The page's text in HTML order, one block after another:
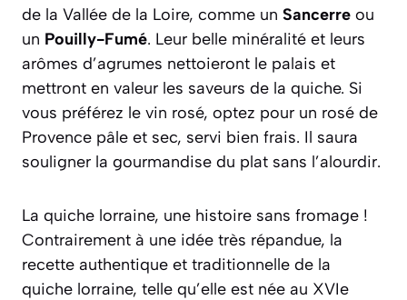
de la Vallée de la Loire, comme un Sancerre ou
un Pouilly-Fumé. Leur belle minéralité et leurs
arômes d’agrumes nettoieront le palais et
mettront en valeur les saveurs de la quiche. Si
vous préférez le vin rosé, optez pour un rosé de
Provence pâle et sec, servi bien frais. Il saura
souligner la gourmandise du plat sans l’alourdir.
La quiche lorraine, une histoire sans fromage !
Contrairement à une idée très répandue, la
recette authentique et traditionnelle de la
quiche lorraine, telle qu’elle est née au XVIe